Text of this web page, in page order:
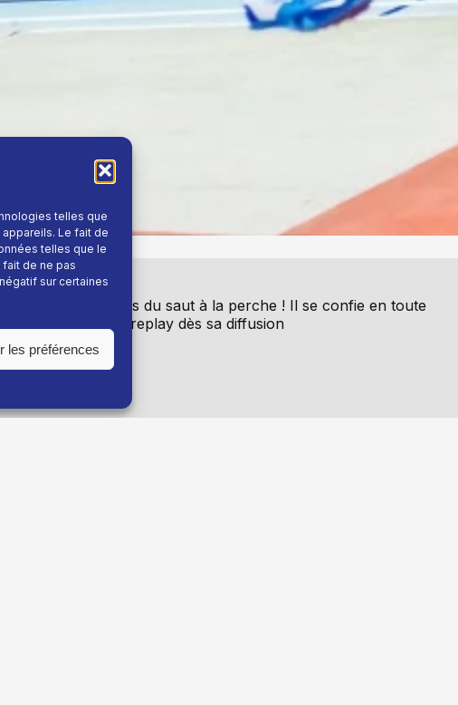
telles que
Le fait de
telles que le
de ne pas
sur certaines
les préférences
l’Espoir français du saut à la perche ! Il se confie en toute
disponible en replay dès sa diffusion